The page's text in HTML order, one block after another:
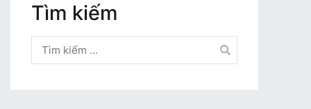
Tìm kiếm
kiếm
cho: